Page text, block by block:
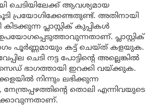
ചെടിയിലേക്ക് ആവശ്യമായ
പ്രയോഗിക്കേണ്ടതുണ്ട്. അതിനായി
പ്ലാസ്റ്റിക് കുപ്പികൾ
പ്ലാസ്റ്റിക്
പൂർണ്ണമായും കട്ട് ചെയ്ത് കളയുക.
ചെടി നട്ട പോട്ടിന്റെ അല്ലെങ്കിൽ
ഭാഗത്തായി ഇറക്കി വയ്ക്കുക.
നിന്നും ലഭിക്കുന്ന
നേന്ത്രപ്പഴത്തിന്റെ തൊലി എന്നിവയുടെ